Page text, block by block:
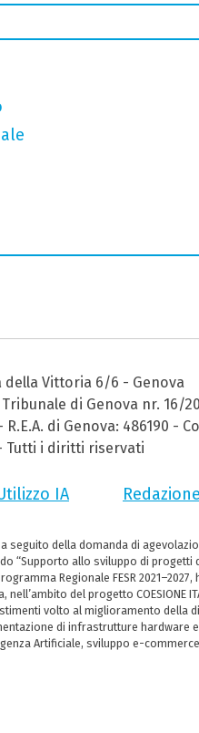
della Vittoria 6/6 - Genova
di Genova nr. 16/
di Genova: 486190 -
Tutti i diritti riservati
IA
a seguito della domanda di
“Supporto allo sviluppo di
Regionale FESR
nell’ambito del progetto COESIONE
volto al miglioramento della
di infrastrutture hardware
Artificiale, sviluppo e-